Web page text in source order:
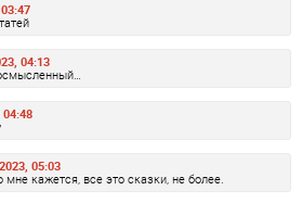
04:13
04:48
05:03
мне кажется, все это сказки, не более.